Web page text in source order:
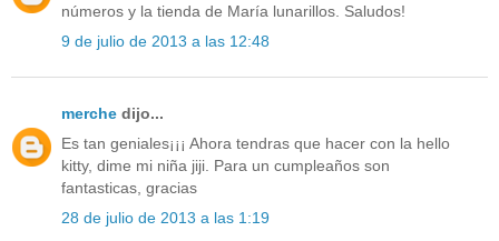
números y la tienda de María lunarillos. Saludos!
9 de julio de 2013 a las 12:48
merche dijo...
Es tan geniales¡¡¡ Ahora tendras que hacer con la hello
kitty, dime mi niña jiji. Para un cumpleaños son
fantasticas, gracias
28 de julio de 2013 a las 1:19